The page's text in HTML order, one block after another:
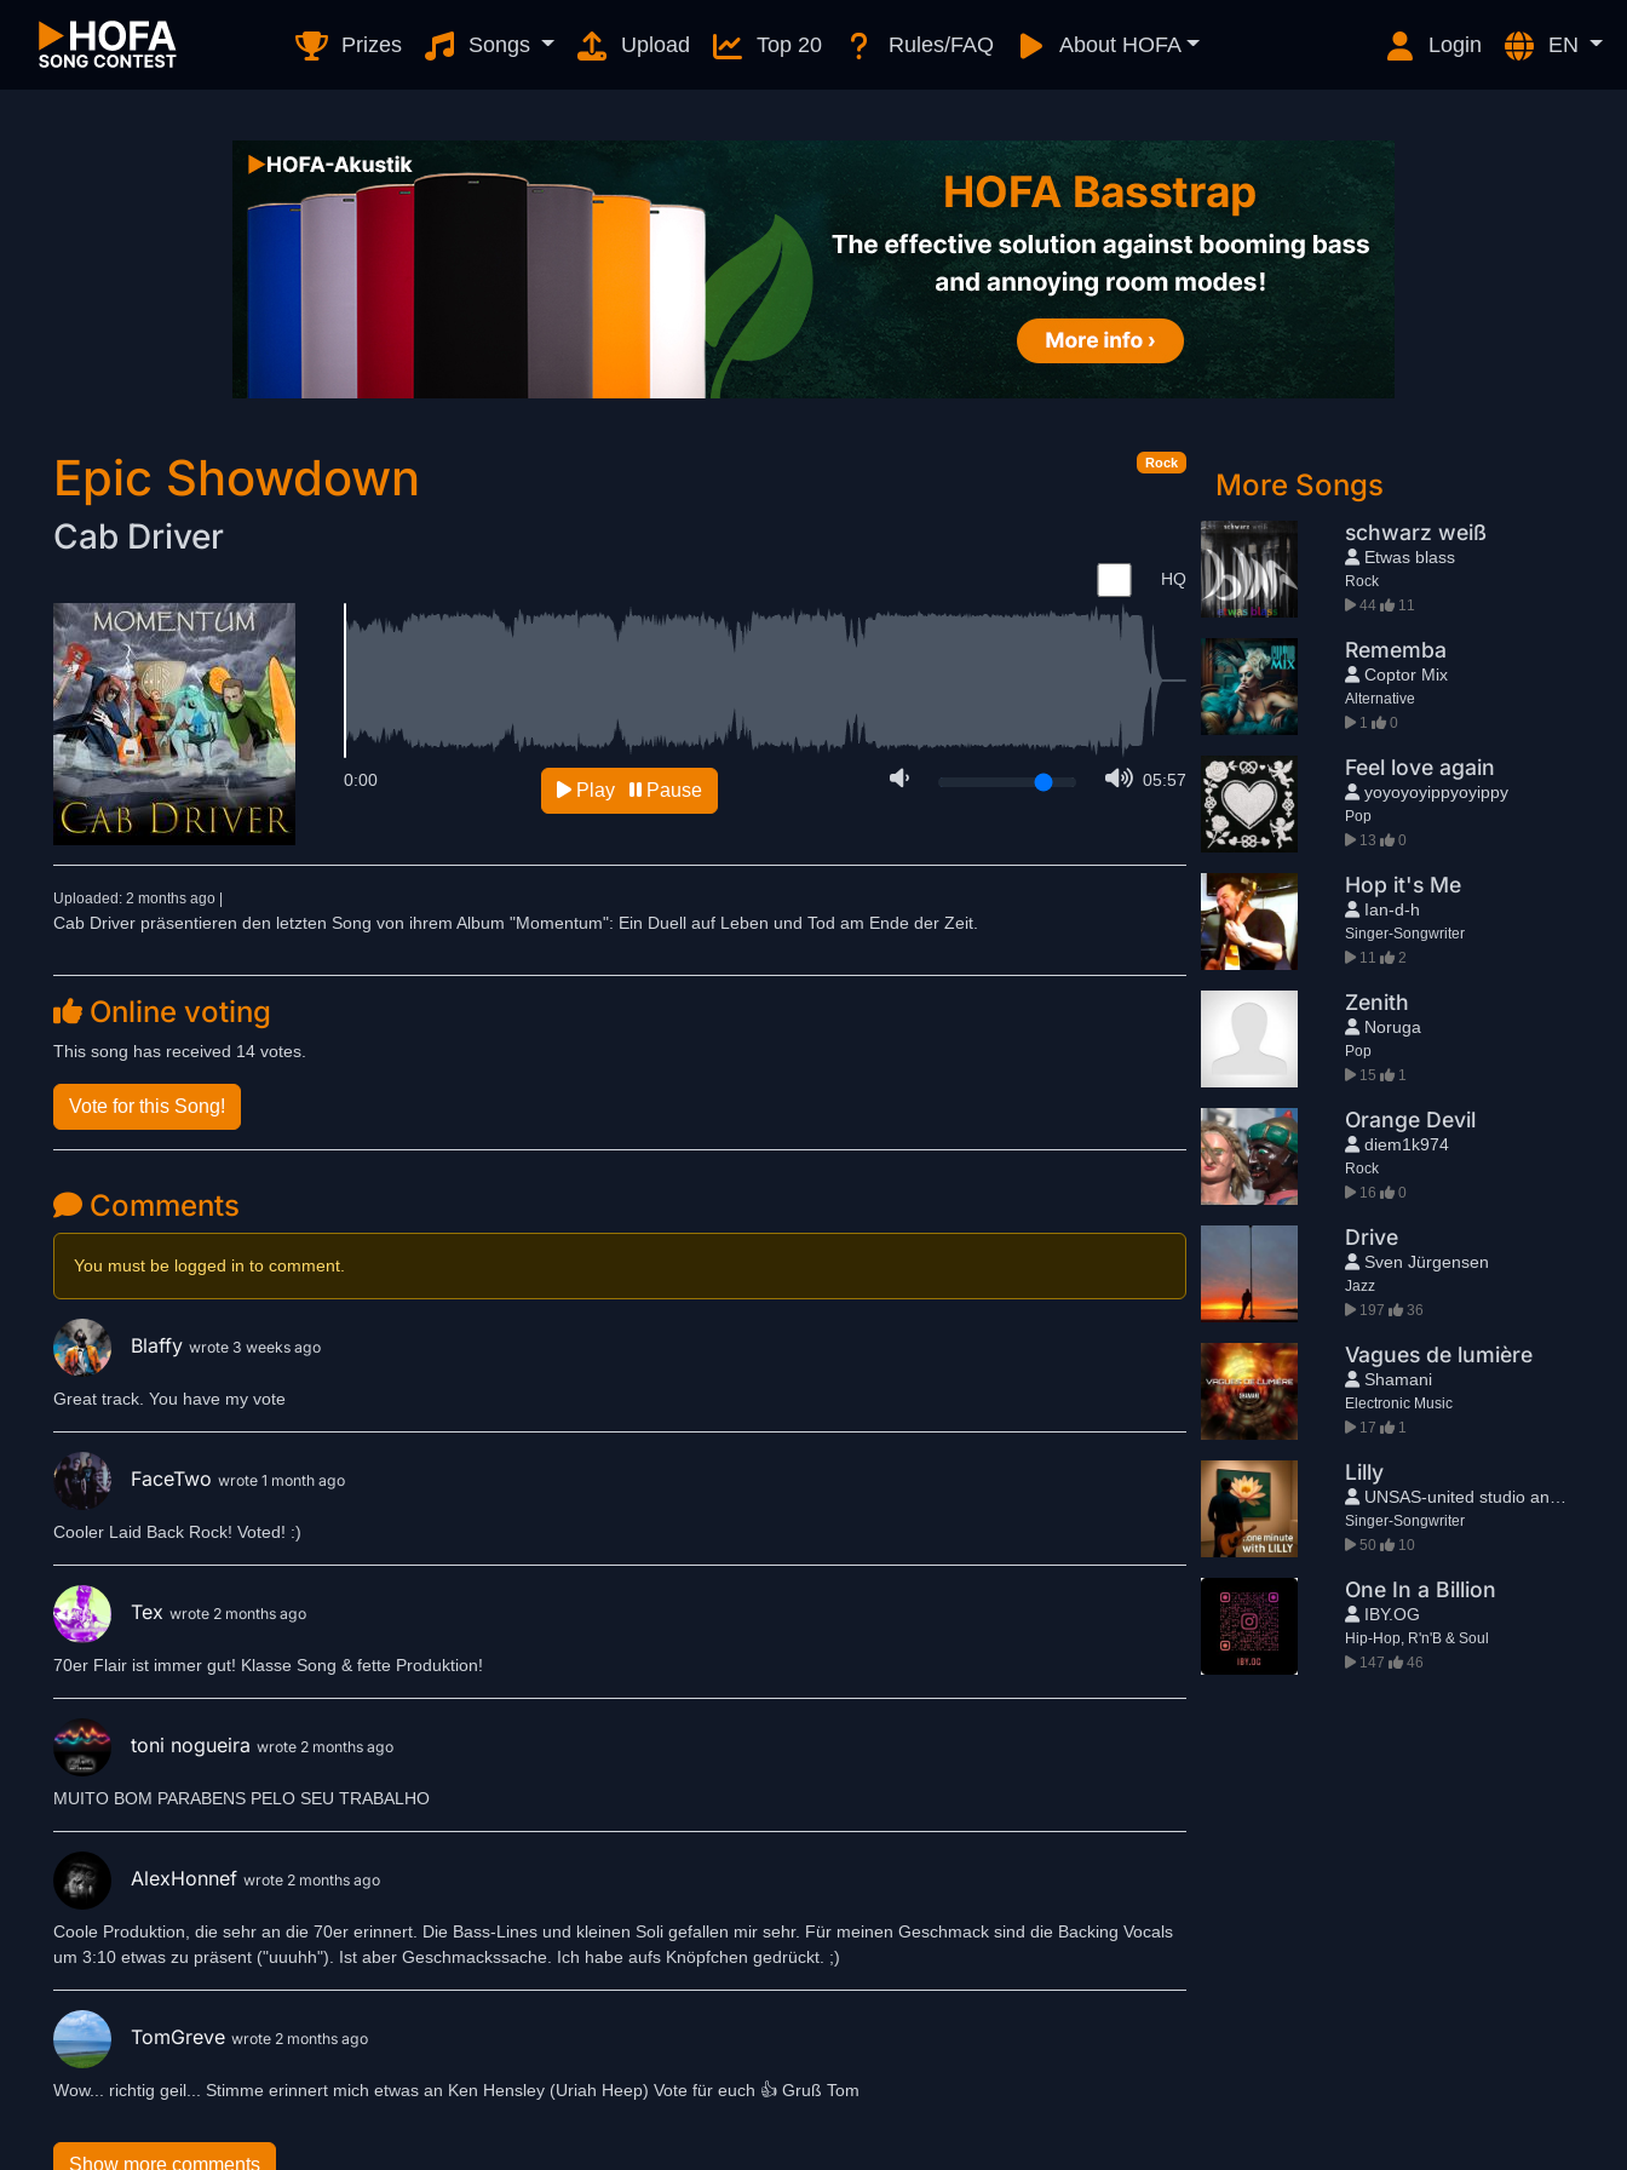
Prizes Songs Upload Top 20 Rules/FAQ About HOFA Login EN
Rock
Epic Showdown
Cab Driver
HQ
05:57
0:00 Play Pause
Uploaded: 2 months ago |
Cab Driver präsentieren den letzten Song von ihrem Album "Momentum": Ein Duell auf Leben und Tod am Ende der Zeit.
Online voting
This song has received 14 votes.
Vote for this Song!
Comments
You must be logged in to comment.
Blaffy wrote 3 weeks ago
Great track. You have my vote
FaceTwo wrote 1 month ago
Cooler Laid Back Rock! Voted! :)
Tex wrote 2 months ago
70er Flair ist immer gut! Klasse Song & fette Produktion!
toni nogueira wrote 2 months ago
MUITO BOM PARABENS PELO SEU TRABALHO
AlexHonnef wrote 2 months ago
Coole Produktion, die sehr an die 70er erinnert. Die Bass-Lines und kleinen Soli gefallen mir sehr. Für meinen Geschmack sind die Backing Vocals
um 3:10 etwas zu präsent ("uuuhh"). Ist aber Geschmackssache. Ich habe aufs Knöpfchen gedrückt. ;)
TomGreve wrote 2 months ago
Wow... richtig geil... Stimme erinnert mich etwas an Ken Hensley (Uriah Heep) Vote für euch 👍 Gruß Tom
Show more comments
More Songs
schwarz weiß
Etwas blass
Rock
44
11
Rememba
Coptor Mix
Alternative
1
0
Feel love again
yoyoyoyippyoyippy
Pop
13
0
Hop it's Me
Ian-d-h
Singer-Songwriter
11
2
Zenith
Noruga
Pop
15
1
Orange Devil
diem1k974
Rock
16
0
Drive
Sven Jürgensen
Jazz
197
36
Vagues de lumière
Shamani
Electronic Music
17
1
Lilly
UNSAS-united studio and sound®
Singer-Songwriter
50
10
One In a Billion
IBY.OG
Hip-Hop, R'n'B & Soul
147
46